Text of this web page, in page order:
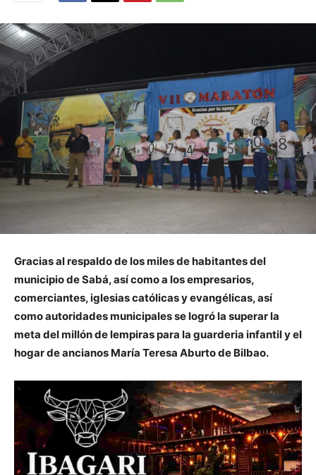
Gracias al respaldo de los miles de habitantes del
municipio de Sabá, así como a los empresarios,
comerciantes, iglesias católicas y evangélicas, así
como autoridades municipales se logró la superar la
meta del millón de lempiras para la guarderia infantil y el
hogar de ancianos María Teresa Aburto de Bilbao.